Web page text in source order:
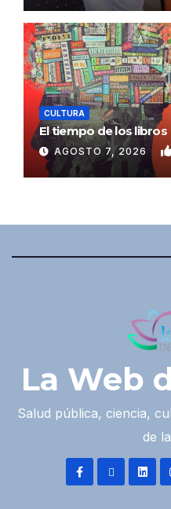
CULTURA
El tiempo de los libros
AGOSTO 7, 2026
La Web
Salud pública, ciencia,
de